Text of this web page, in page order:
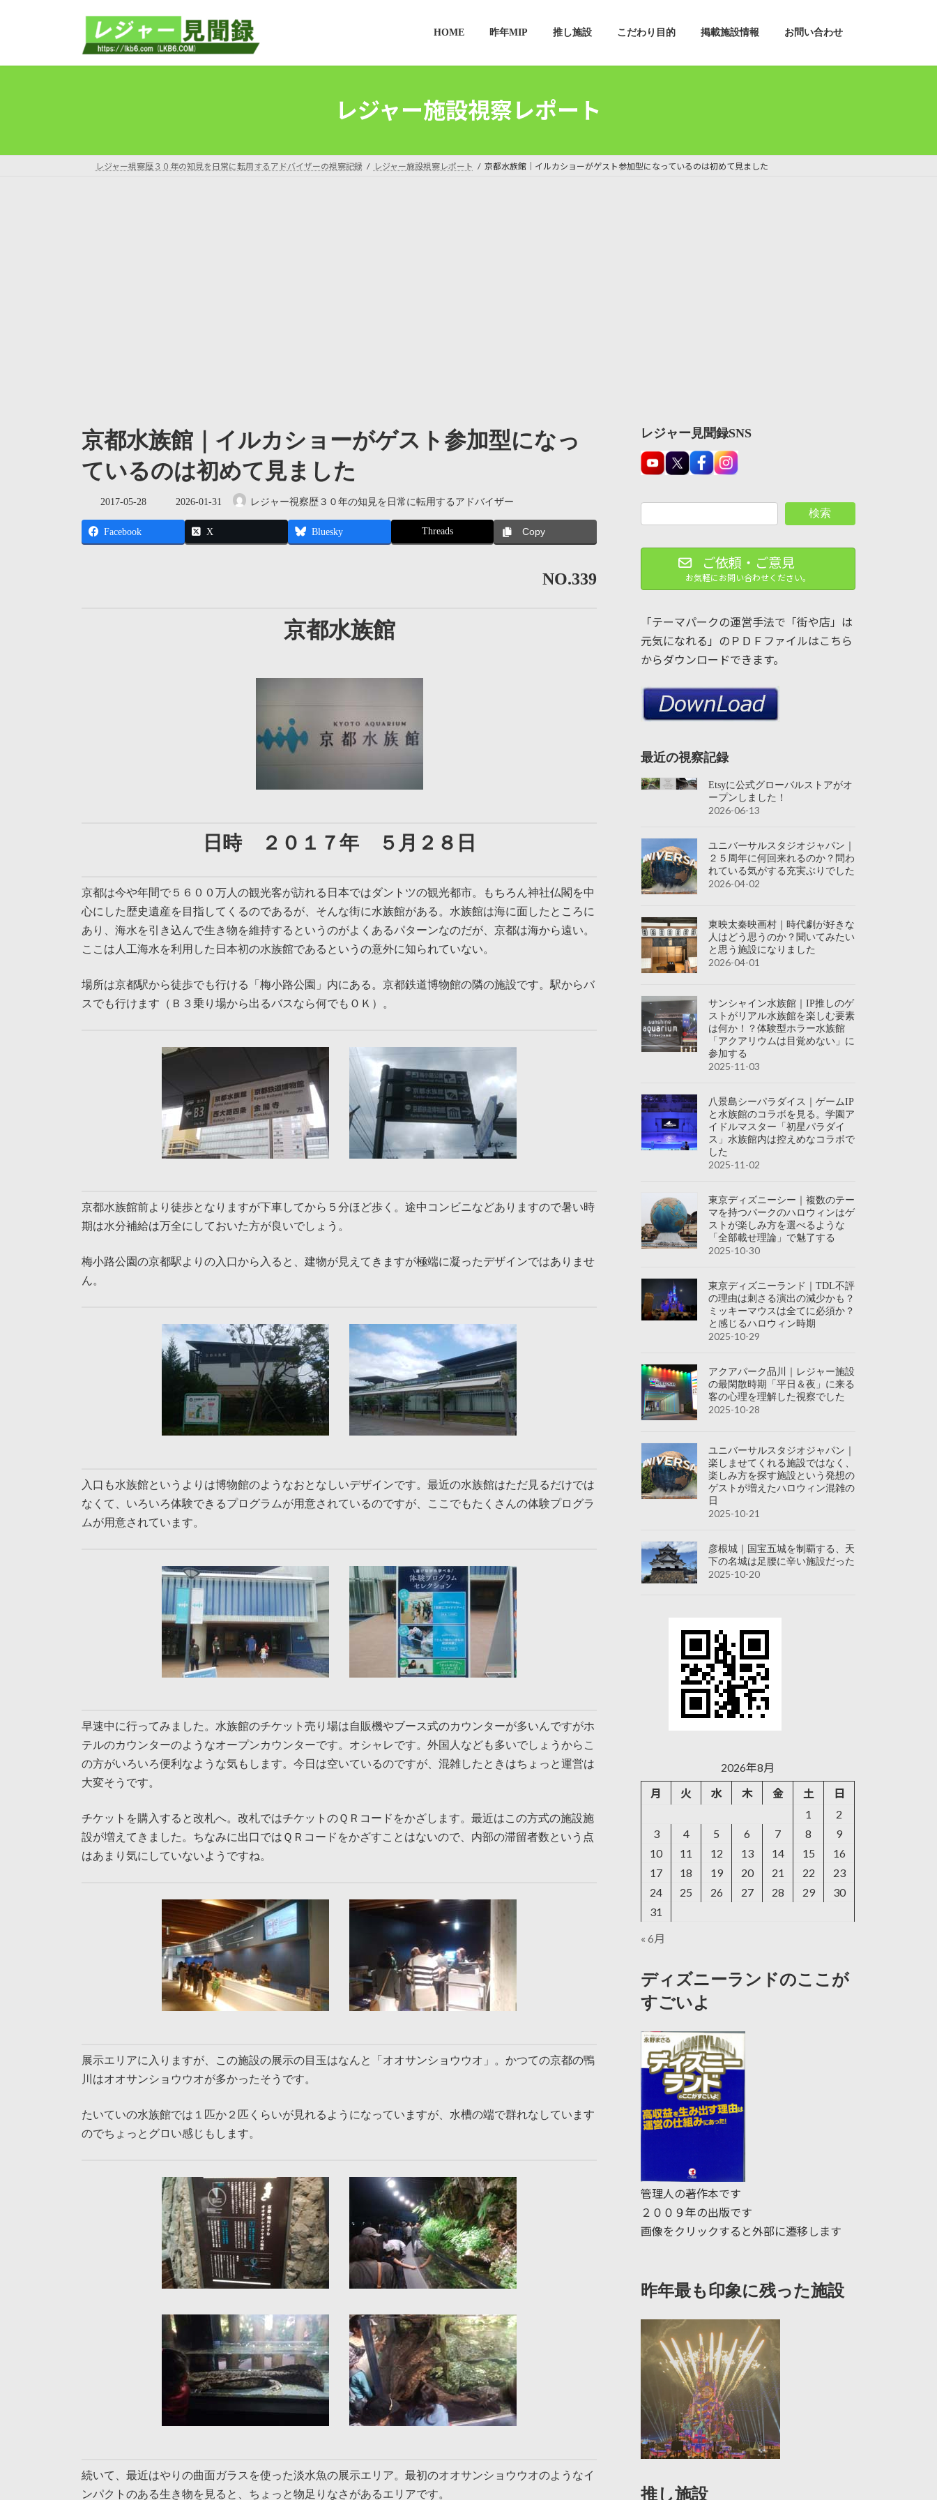
プ
動
HOME 昨年MIP 推し施設 こだわり目的 掲載施設情報 お問い合わせ
レジャー施設視察レポート
レジャー視察歴３０年の知見を日常に転用するアドバイザーの視察記録 レジャー施設視察レポート 京都水族館｜イルカショーがゲスト参加型になっているのは初めて見ました
京都水族館｜イルカショーがゲスト参加型になっ
ているのは初めて見ました
2017-05-28
最
更
日
2026-01-31 レジャー視察歴３０年の知見を日常に転用するアドバイザー
Facebook X Bluesky Threads Copy
NO.339
京都水族館
日時 ２０１７年 ５月２８日
京都は今や年間で５６００万人の観光客が訪れる日本ではダントツの観光都市。もちろん神社仏閣を中
心にした歴史遺産を目指してくるのであるが、そんな街に水族館がある。水族館は海に面したところに
あり、海水を引き込んで生き物を維持するというのがよくあるパターンなのだが、京都は海から遠い。
ここは人工海水を利用した日本初の水族館であるというの意外に知られていない。
場所は京都駅から徒歩でも行ける「梅小路公園」内にある。京都鉄道博物館の隣の施設です。駅からバ
スでも行けます（Ｂ３乗り場から出るバスなら何でもＯＫ）。
京都水族館前より徒歩となりますが下車してから５分ほど歩く。途中コンビニなどありますので暑い時
期は水分補給は万全にしておいた方が良いでしょう。
梅小路公園の京都駅よりの入口から入ると、建物が見えてきますが極端に凝ったデザインではありませ
ん。
入口も水族館というよりは博物館のようなおとなしいデザインです。最近の水族館はただ見るだけでは
なくて、いろいろ体験できるプログラムが用意されているのですが、ここでもたくさんの体験プログラ
ムが用意されています。
早速中に行ってみました。水族館のチケット売り場は自販機やブース式のカウンターが多いんですがホ
テルのカウンターのようなオープンカウンターです。オシャレです。外国人なども多いでしょうからこ
の方がいろいろ便利なような気もします。今日は空いているのですが、混雑したときはちょっと運営は
大変そうです。
チケットを購入すると改札へ。改札ではチケットのＱＲコードをかざします。最近はこの方式の施設施
設が増えてきました。ちなみに出口ではＱＲコードをかざすことはないので、内部の滞留者数という点
はあまり気にしていないようですね。
展示エリアに入りますが、この施設の展示の目玉はなんと「オオサンショウウオ」。かつての京都の鴨
川はオオサンショウウオが多かったそうです。
たいていの水族館では１匹か２匹くらいが見れるようになっていますが、水槽の端で群れなしています
のでちょっとグロい感じもします。
続いて、最近はやりの曲面ガラスを使った淡水魚の展示エリア。最初のオオサンショウウオのようなイ
ンパクトのある生き物を見ると、ちょっと物足りなさがあるエリアです。
レジャー見聞録SNS
検索
ご依頼・ご意見
お気軽にお問い合わせください。
「テーマパークの運営手法で「街や店」は
元気になれる」のＰＤＦファイルはこちら
からダウンロードできます。
最近の視察記録
Etsyに公式グローバルストアがオ
ープンしました！
2026-06-13
ユニバーサルスタジオジャパン｜
２５周年に何回来れるのか？問わ
れている気がする充実ぶりでした
2026-04-02
東映太秦映画村｜時代劇が好きな
人はどう思うのか？聞いてみたい
と思う施設になりました
2026-04-01
サンシャイン水族館｜IP推しのゲ
ストがリアル水族館を楽しむ要素
は何か！？体験型ホラー水族館
「アクアリウムは目覚めない」に
参加する
2025-11-03
八景島シーパラダイス｜ゲームIP
と水族館のコラボを見る。学園ア
イドルマスター「初星パラダイ
ス」水族館内は控えめなコラボで
した
2025-11-02
東京ディズニーシー｜複数のテー
マを持つパークのハロウィンはゲ
ストが楽しみ方を選べるような
「全部載せ理論」で魅了する
2025-10-30
東京ディズニーランド｜TDL不評
の理由は刺さる演出の減少かも？
ミッキーマウスは全てに必須か？
と感じるハロウィン時期
2025-10-29
アクアパーク品川｜レジャー施設
の最閑散時期「平日＆夜」に来る
客の心理を理解した視察でした
2025-10-28
ユニバーサルスタジオジャパン｜
楽しませてくれる施設ではなく、
楽しみ方を探す施設という発想の
ゲストが増えたハロウィン混雑の
日
2025-10-21
彦根城｜国宝五城を制覇する、天
下の名城は足腰に辛い施設だった
2025-10-20
2026年8月
月
火 水 木 金 土
日
1
2
3
4 5 6 7 8
9
10
11 12 13 14 15
16
17
18 19 20 21 22
23
24
25 26 27 28 29
30
31
« 6月
ディズニーランドのここが
すごいよ
管理人の著作本です
２００９年の出版です
画像をクリックすると外部に遷移します
昨年最も印象に残った施設
推し施設